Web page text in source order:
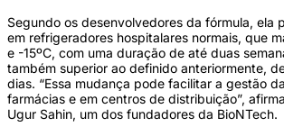
Segundo os desenvolvedores da fórmula, ela
em refrigeradores hospitalares normais, que
e -15ºC, com uma duração de até duas
também superior ao definido anteriormente,
dias. “Essa mudança pode facilitar a gestão
farmácias e em centros de distribuição”,
Ugur Sahin, um dos fundadores da BioNTech.